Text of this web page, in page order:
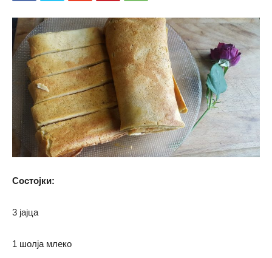
Состојки:
3 јајца
1 шолја млеко